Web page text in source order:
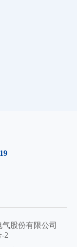
气股份有限公司
-2